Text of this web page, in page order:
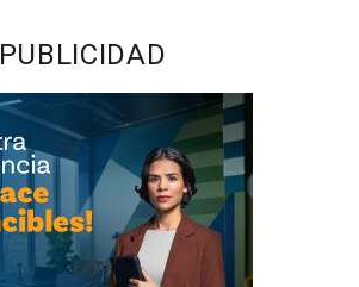
PUBLICIDAD